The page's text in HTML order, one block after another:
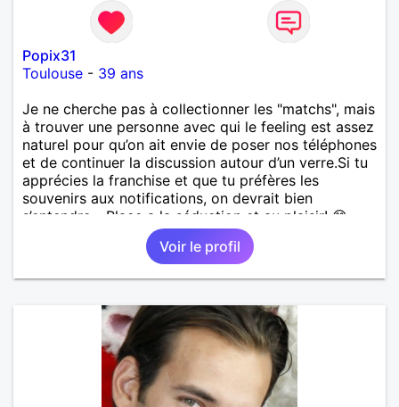
Popix31
Toulouse - 39 ans
​Je ne cherche pas à collectionner les "matchs", mais
à trouver une personne avec qui le feeling est assez
naturel pour qu’on ait envie de poser nos téléphones
et de continuer la discussion autour d’un verre. ​Si tu
apprécies la franchise et que tu préfères les
souvenirs aux notifications, on devrait bien
s’entendre... Place a la séduction et au plaisir! 😊
Voir le profil